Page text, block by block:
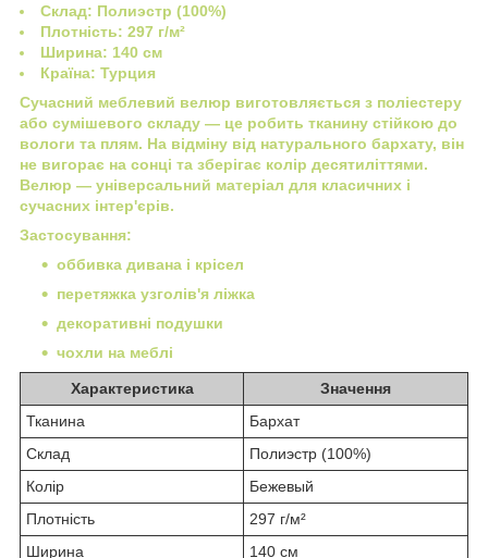
Склад: Полиэстр (100%)
Плотність: 297 г/м²
Ширина: 140 см
Країна: Турция
Сучасний меблевий велюр виготовляється з поліестеру
або сумішевого складу — це робить тканину стійкою до
вологи та плям. На відміну від натурального бархату, він
не вигорає на сонці та зберігає колір десятиліттями.
Велюр — універсальний матеріал для класичних і
сучасних інтер'єрів.
Застосування:
оббивка дивана і крісел
перетяжка узголів'я ліжка
декоративні подушки
чохли на меблі
Характеристика
Значення
Тканина
Бархат
Склад
Полиэстр (100%)
Колір
Бежевый
Плотність
297 г/м²
Ширина
140 см